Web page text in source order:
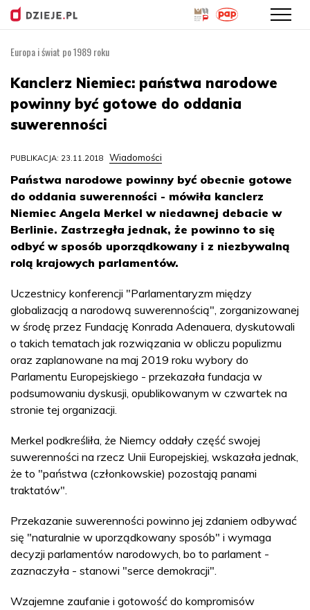
treści
Europa i świat po 1989 roku
Kanclerz Niemiec: państwa narodowe
powinny być gotowe do oddania
suwerenności
PUBLIKACJA: 23.11.2018 Wiadomości
Państwa narodowe powinny być obecnie gotowe
do oddania suwerenności - mówiła kanclerz
Niemiec Angela Merkel w niedawnej debacie w
Berlinie. Zastrzegła jednak, że powinno to się
odbyć w sposób uporządkowany i z niezbywalną
rolą krajowych parlamentów.
Uczestnicy konferencji "Parlamentaryzm między
globalizacją a narodową suwerennością", zorganizowanej
w środę przez Fundację Konrada Adenauera, dyskutowali
o takich tematach jak rozwiązania w obliczu populizmu
oraz zaplanowane na maj 2019 roku wybory do
Parlamentu Europejskiego - przekazała fundacja w
podsumowaniu dyskusji, opublikowanym w czwartek na
stronie tej organizacji.
Merkel podkreśliła, że Niemcy oddały część swojej
suwerenności na rzecz Unii Europejskiej, wskazała jednak,
że to "państwa (członkowskie) pozostają panami
traktatów".
Przekazanie suwerenności powinno jej zdaniem odbywać
się "naturalnie w uporządkowany sposób" i wymaga
decyzji parlamentów narodowych, bo to parlament -
zaznaczyła - stanowi "serce demokracji".
Wzajemne zaufanie i gotowość do kompromisów